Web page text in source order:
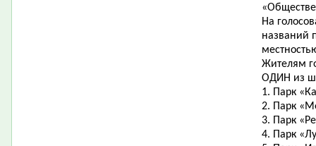
На
названий
Жителям
ОДИН из
1. Парк
2. Парк
3. Парк
4. Парк